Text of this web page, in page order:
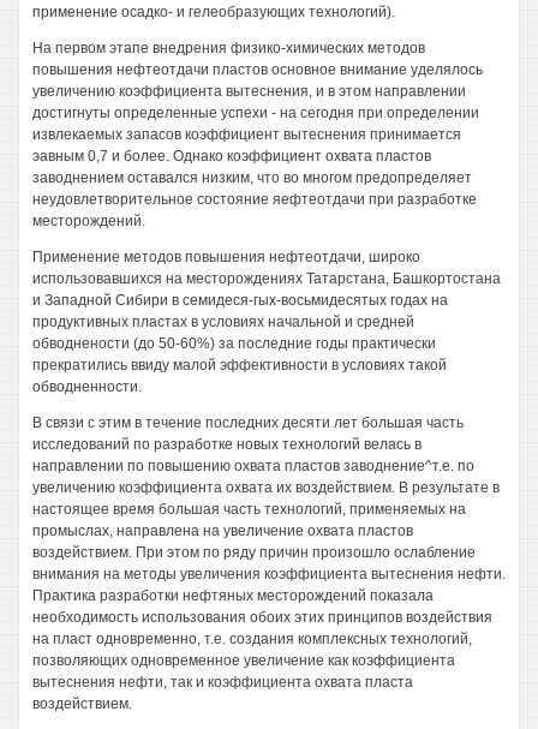
применение осадко- и гелеобразующих технологий).
На первом этапе внедрения физико-химических методов
повышения нефтеотдачи пластов основное внимание уделялось
увеличению коэффициента вытеснения, и в этом направлении
достигнуты определенные успехи - на сегодня при определении
извлекаемых запасов коэффициент вытеснения принимается
эавным 0,7 и более. Однако коэффициент охвата пластов
заводнением оставался низким, что во многом предопределяет
неудовлетворительное состояние яефтеотдачи при разработке
месторождений.
Применение методов повышения нефтеотдачи, широко
использовавшихся на месторождениях Татарстана, Башкортостана
и Западной Сибири в семидеся-гых-восьмидесятых годах на
продуктивных пластах в условиях начальной и средней
обводнености (до 50-60%) за последние годы практически
прекратились ввиду малой эффективности в условиях такой
обводненности.
В связи с этим в течение последних десяти лет большая часть
исследований по разработке новых технологий велась в
направлении по повышению охвата пластов заводнение^т.е. по
увеличению коэффициента охвата их воздействием. В результате в
настоящее время большая часть технологий, применяемых на
промыслах, направлена на увеличение охвата пластов
воздействием. При этом по ряду причин произошло ослабление
внимания на методы увеличения коэффициента вытеснения нефти.
Практика разработки нефтяных месторождений показала
необходимость использования обоих этих принципов воздействия
на пласт одновременно, т.е. создания комплексных технологий,
позволяющих одновременное увеличение как коэффициента
вытеснения нефти, так и коэффициента охвата пласта
воздействием.